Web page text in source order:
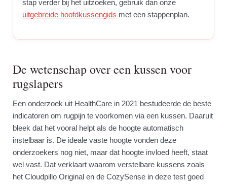
stap verder bij het uitzoeken, gebruik dan onze
uitgebreide hoofdkussengids met een stappenplan.
De wetenschap over een kussen voor
rugslapers
Een onderzoek uit HealthCare in 2021 bestudeerde de beste
indicatoren om rugpijn te voorkomen via een kussen. Daaruit
bleek dat het vooral helpt als de hoogte automatisch
instelbaar is. De ideale vaste hoogte vonden deze
onderzoekers nog niet, maar dat hoogte invloed heeft, staat
wel vast. Dat verklaart waarom verstelbare kussens zoals
het Cloudpillo Original en de CozySense in deze test goed